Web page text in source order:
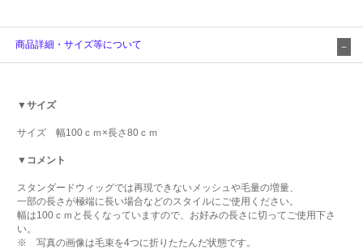
商品詳細・サイズ等について
▼サイズ
サイズ 幅100ｃｍ×長さ80ｃｍ
▼コメント
スタンダードウィッグでは再現できないメッシュや毛量の増量、
一部の長さが極端に長い場合などのスタイルにご使用ください。
幅は100ｃｍと長くなっていますので、お好みの長さに切ってご使用下さ
い。
※ 写真の画像は毛束を4つに折りたたんだ状態です。